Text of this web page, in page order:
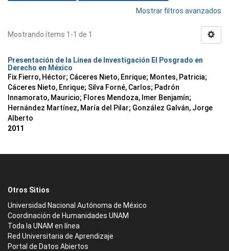
Mostrar filtros avanzados
Mostrando ítems 1-1 de 1
Presentación de la Línea de Investigación El Posgrado en
Derecho en México
Fix Fierro, Héctor; Cáceres Nieto, Enrique; Montes, Patricia;
Cáceres Nieto, Enrique; Silva Forné, Carlos; Padrón
Innamorato, Mauricio; Flores Mendoza, Imer Benjamín;
Hernández Martínez, María del Pilar; González Galván, Jorge
Alberto
2011
Otros Sitios
Universidad Nacional Autónoma de México
Coordinación de Humanidades UNAM
Toda la UNAM en línea
Red Universitaria de Aprendizaje
Portal de Datos Abiertos